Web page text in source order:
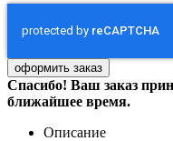
Спасибо! Ваш заказ
ближайшее время.
Описание